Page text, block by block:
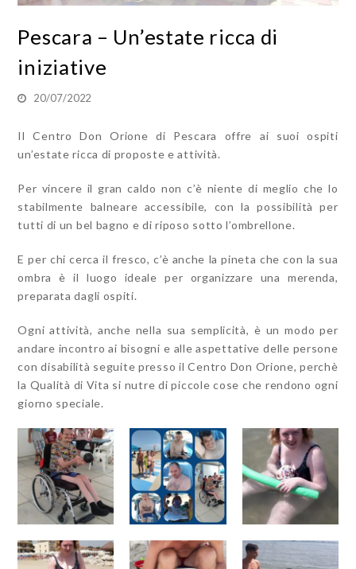
Pescara – Un’estate ricca di
iniziative
20/07/2022
Il Centro Don Orione di Pescara offre ai suoi ospiti
un’estate ricca di proposte e attività.
Per vincere il gran caldo non c’è niente di meglio che lo
stabilmente balneare accessibile, con la possibilità per
tutti di un bel bagno e di riposo sotto l’ombrellone.
E per chi cerca il fresco, c’è anche la pineta che con la sua
ombra è il luogo ideale per organizzare una merenda,
preparata dagli ospiti.
Ogni attività, anche nella sua semplicità, è un modo per
andare incontro ai bisogni e alle aspettative delle persone
con disabilità seguite presso il Centro Don Orione, perchè
la Qualità di Vita si nutre di piccole cose che rendono ogni
giorno speciale.